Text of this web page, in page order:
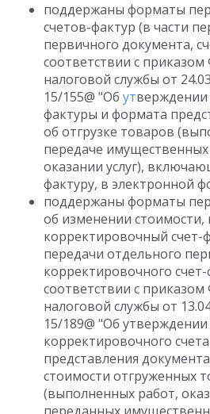
поддержаны форматы
счетов-фактур (в части
первичного документа,
соответствии с
налоговой службы от
15/155@ "Об утверждении
фактуры и формата
об отгрузке товаров
передаче
оказании услуг),
фактуру, в электронной
поддержаны форматы
об изменении
корректировочный счет-
передачи отдельного
корректировочного
соответствии с
налоговой службы от
15/189@ "Об
корректировочного
представления
стоимости отгруженных
(выполненных работ,